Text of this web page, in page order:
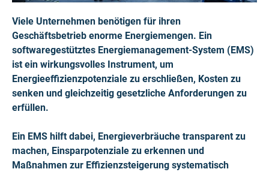
Viele Unternehmen benötigen für ihren
Geschäftsbetrieb enorme Energiemengen. Ein
softwaregestütztes Energiemanagement-System (EMS)
ist ein wirkungsvolles Instrument, um
Energieeffizienzpotenziale zu erschließen, Kosten zu
senken und gleichzeitig gesetzliche Anforderungen zu
erfüllen.
Ein EMS hilft dabei, Energieverbräuche transparent zu
machen, Einsparpotenziale zu erkennen und
Maßnahmen zur Effizienzsteigerung systematisch